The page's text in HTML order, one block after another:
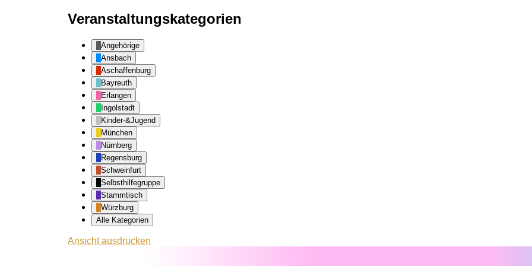
Veranstaltungskategorien
Angehörige
Ansbach
Aschaffenburg
Bayreuth
Erlangen
Ingolstadt
Kinder-&Jugend
München
Nürnberg
Regensburg
Schweinfurt
Selbsthilfegruppe
Stammtisch
Würzburg
Alle Kategorien
Ansichtausdrucken